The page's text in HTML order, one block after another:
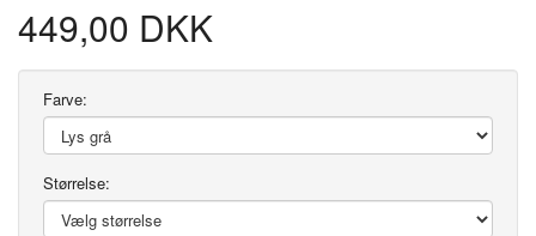
449,00 DKK
Farve:
Størrelse: